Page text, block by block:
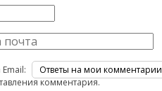
комментария.